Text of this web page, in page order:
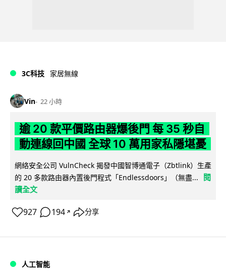
3C科技 家居無線
Vin 22 小時
逾 20 款平價路由器爆後門 每 35 秒自
動連線回中國 全球 10 萬用家私隱堪憂
網絡安全公司 VulnCheck 揭發中國智博通電子（Zbtlink）生產
的 20 多款路由器內置後門程式「Endlessdoors」（無盡...
閱
讀全文
927 194 ↗ 分享
人工智能